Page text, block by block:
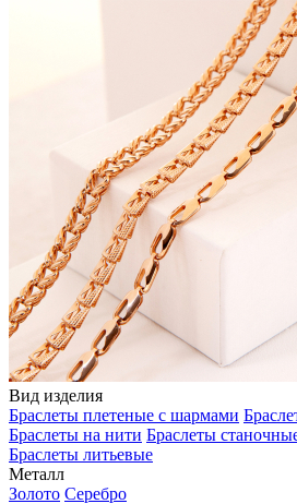
Вид изделия
Браслеты плетеные с шармами
Браслеты на нити Браслеты
Браслеты литьевые
Металл
Золото Серебро